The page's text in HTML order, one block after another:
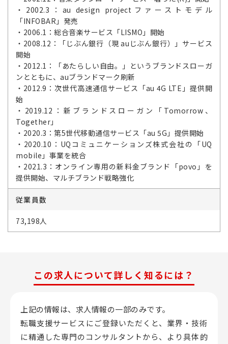
・2002.3：au design projectファーストモデル
「INFOBAR」発売
・2006.1：総合音楽サービス「LISMO」開始
・2008.12：「じぶん銀行（現 auじぶん銀行）」サービス
開始
・2012.1：「あたらしい自由。」というブランドスローガ
ンとともに、auブランドマーク刷新
・2012.9：次世代高速通信サービス「au 4G LTE」提供開
始
・2019.12：新ブランドスローガン「Tomorrow、
Together」
・2020.3：第5世代移動通信サービス「au 5G」提供開始
・2020.10：UQコミュニケーションズ株式会社の「UQ
mobile」事業を統合
・2021.3：オンライン専用の新料金ブランド「povo」を
提供開始、マルチブランド戦略強化
従業員数
73,198人
この求人について詳しく知るには？
上記の情報は、求人情報の一部のみです。
転職支援サービスにご登録いただくと、業界・技術
に精通した専門のコンサルタントから、 より具体的